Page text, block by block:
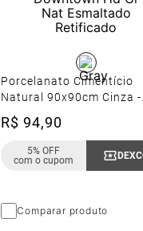
Copiar Cupom
Porcelanato Cimentício
Natural 90x90cm Cinza -
Portinari Downtown Hd
Nat Esmaltado
R$ 94,90
5% OFF
com o cupom
Comparar produto